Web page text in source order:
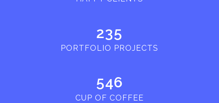
235
PORTFOLIO PROJECTS
546
CUP OF COFFEE